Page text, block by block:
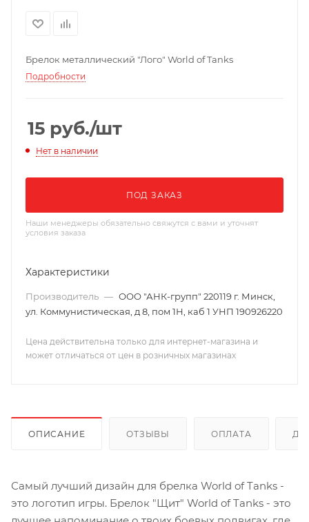
Брелок металлический "Лого" World of Tanks
Подробности
15 руб./шт
Нет в наличии
ПОД ЗАКАЗ
Наши менеджеры обязательно свяжутся с вами и уточнят
условия заказа
Характеристики
Производитель — ООО "АНК-групп" 220119 г. Минск,
ул. Коммунистическая, д 8, пом 1Н, каб 1 УНП 190926220
Цена действительна только для интернет-магазина и
может отличаться от цен в розничных магазинах
ОПИСАНИЕ ОТЗЫВЫ ОПЛАТА
Самый лучший дизайн для брелка World of Tanks -
это логотип игры. Брелок "Щит" World of Tanks - это